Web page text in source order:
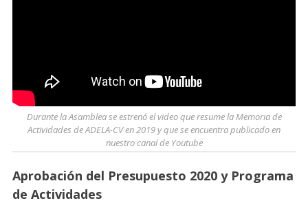
Durante la Asamblea se estrenó el video que resume la Memoria de
Actividades de ADELA-CV en 2019 y que se encuentra publicado en
nuestro canal de Youtube
Aprobación del Presupuesto 2020 y Programa
de Actividades